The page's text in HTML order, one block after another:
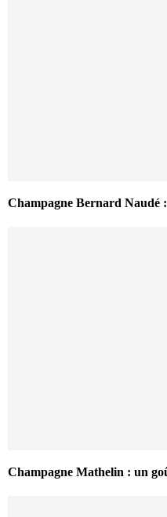
Champagne Bernard Naudé :
Champagne Mathelin : un